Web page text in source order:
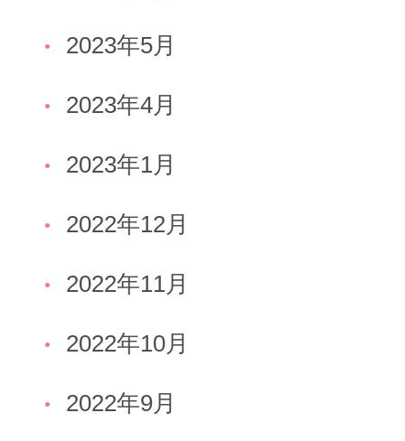
2023年5月
2023年4月
2023年1月
2022年12月
2022年11月
2022年10月
2022年9月